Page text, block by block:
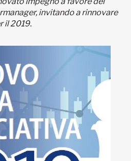
invitando a rinnovare
il 2019.